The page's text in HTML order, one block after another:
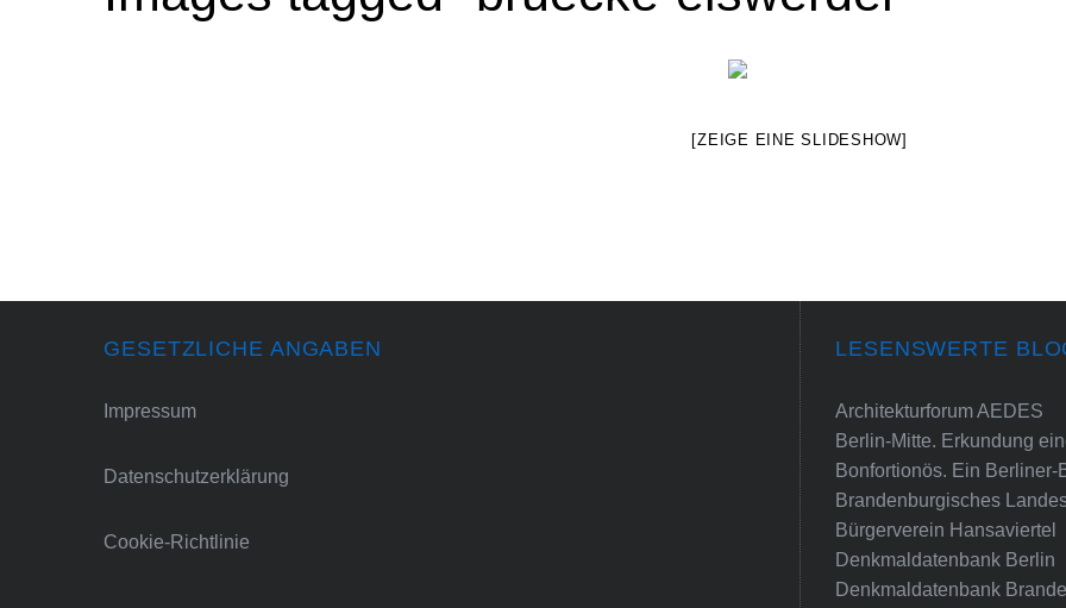
[ZEIGE EINE SLIDESHOW]
GESETZLICHE ANGABEN
Impressum
Datenschutzerklärung
Cookie-Richtlinie
LESENSWERTE
Architekturforum AEDES
Berlin-Mitte. Erkundung
Bonfortionös. Ein Berliner-
Brandenburgisches
Bürgerverein Hansaviertel
Denkmaldatenbank Berlin
Denkmaldatenbank